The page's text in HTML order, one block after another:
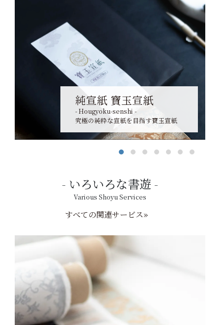
純宣紙 寶玉宣紙
- Hougyoku-senshi -
究極の純粋な宣紙を目指す寶玉宣紙
いろいろな書遊
Various Shoyu Services
すべての関連サービス»